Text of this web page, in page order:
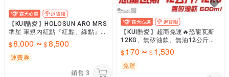
【KUI酷愛】HOLOSUN ARO MRS
準星 軍規內紅點『紅點、綠點』鋁
鑄造 瞄具 快速瞄準器，快瞄鏡~A
ROMRS
8,000 ~ 8,500
運費券
銷售 3
【KUI酷愛】超商免運🔥恐龍瓦斯
12KG、無矽油款、無油12公斤瓦
斯600ml，玩具槍、GBB瓦斯槍氣
瓶~PDGG6
170 ~ 1,530
免運